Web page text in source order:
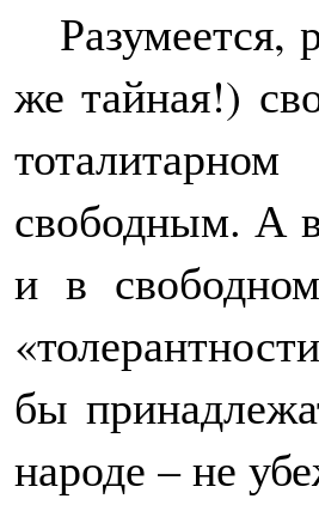
Разумеется,
же тайная!)
свободным. А
и в
бы
народе – не